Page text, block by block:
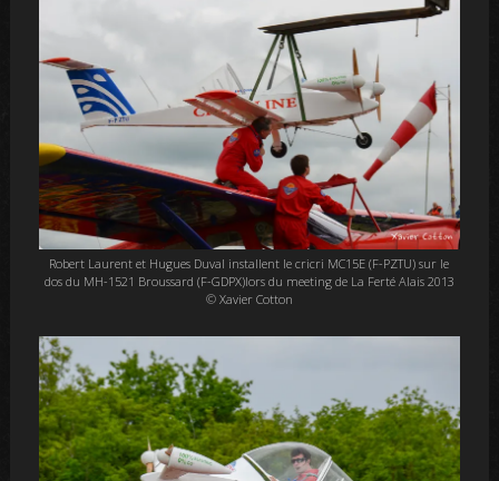
Robert Laurent et Hugues Duval installent le cricri MC15E (F-PZTU) sur le
dos du MH-1521 Broussard (F-GDPX)lors du meeting de La Ferté Alais 2013
© Xavier Cotton